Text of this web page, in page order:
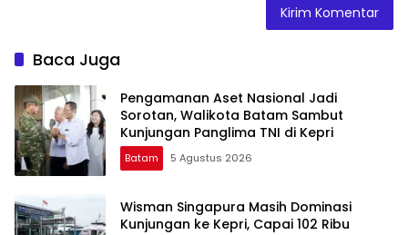
Baca Juga
Pengamanan Aset Nasional Jadi
Sorotan, Walikota Batam Sambut
Kunjungan Panglima TNI di Kepri
Batam 5 Agustus 2026
Wisman Singapura Masih Dominasi
Kunjungan ke Kepri, Capai 102 Ribu